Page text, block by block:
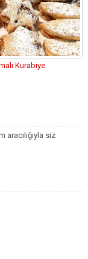
Kurabiye
aracılığıyla siz